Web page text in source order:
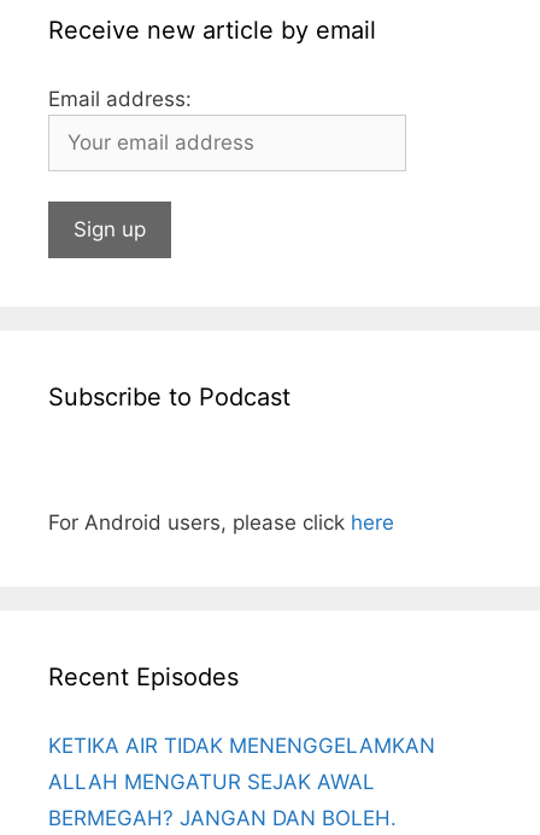
Receive new article by email
Email address:
Subscribe to Podcast
For Android users, please click here
Recent Episodes
KETIKA AIR TIDAK MENENGGELAMKAN
ALLAH MENGATUR SEJAK AWAL
BERMEGAH? JANGAN DAN BOLEH.